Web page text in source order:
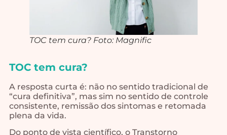
TOC tem cura? Foto: Magnific
TOC tem cura?
A resposta curta é: não no sentido tradicional de
“cura definitiva”, mas sim no sentido de controle
consistente, remissão dos sintomas e retomada
plena da vida.
Do ponto de vista científico, o Transtorno